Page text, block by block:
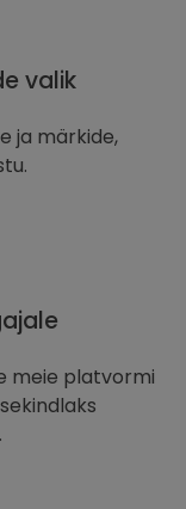
valik
ja märkide,
meie platvormi